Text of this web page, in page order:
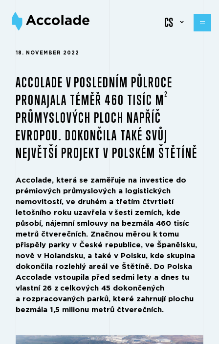
CS
18. NOVEMBER 2022
ACCOLADE V POSLEDNÍM PŮLROCE
PRONAJALA TÉMĚŘ 460 TISÍC M2
PRŮMYSLOVÝCH PLOCH NAPŘÍČ
EVROPOU. DOKONČILA TAKÉ SVŮJ
NEJVĚTŠÍ PROJEKT V POLSKÉM ŠTĚTÍNĚ
Accolade, která se zaměřuje na investice do
prémiových průmyslových a logistických
nemovitostí, ve druhém a třetím čtvrtletí
letošního roku uzavřela v šesti zemích, kde
působí, nájemní smlouvy na bezmála 460 tisíc
metrů čtverečních. Značnou měrou k tomu
přispěly parky v České republice, ve Španělsku,
nově v Holandsku, a také v Polsku, kde skupina
dokončila rozlehlý areál ve Štětíně. Do Polska
Accolade vstoupila před sedmi lety a dnes tu
vlastní 26 z celkových 45 dokončených
a rozpracovaných parků, které zahrnují plochu
bezmála 1,5 milionu metrů čtverečních.